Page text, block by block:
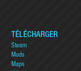
TÉLÉCHARGER
Steam
Mods
Maps